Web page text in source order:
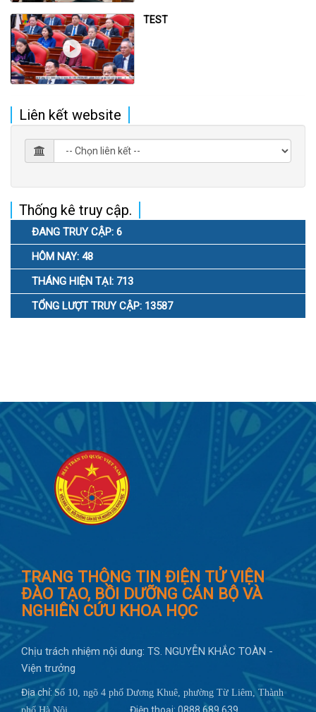
TEST
Liên kết website
Thống kê truy cập.
ĐANG TRUY CẬP: 6
HÔM NAY: 48
THÁNG HIỆN TẠI: 713
TỔNG LƯỢT TRUY CẬP: 13587
TRANG THÔNG TIN ĐIỆN TỬ VIỆN
ĐÀO TẠO, BỒI DƯỠNG CÁN BỘ VÀ
NGHIÊN CỨU KHOA HỌC
Chịu trách nhiệm nội dung: TS. NGUYỄN KHẮC TOÀN -
Viện trưởng
Địa chỉ:Số 10, ngõ 4 phố Dương Khuê, phường Từ Liêm, Thành
Điện thoại: 0888 689 639